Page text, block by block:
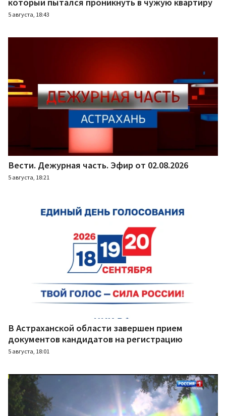
который пытался проникнуть в чужую квартиру
5 августа, 18:43
Вести. Дежурная часть. Эфир от 02.08.2026
5 августа, 18:21
В Астраханской области завершен прием
документов кандидатов на регистрацию
5 августа, 18:01